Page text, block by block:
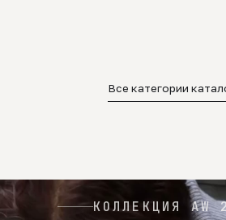
Все категории
КОЛЛЕКЦИЯ AW